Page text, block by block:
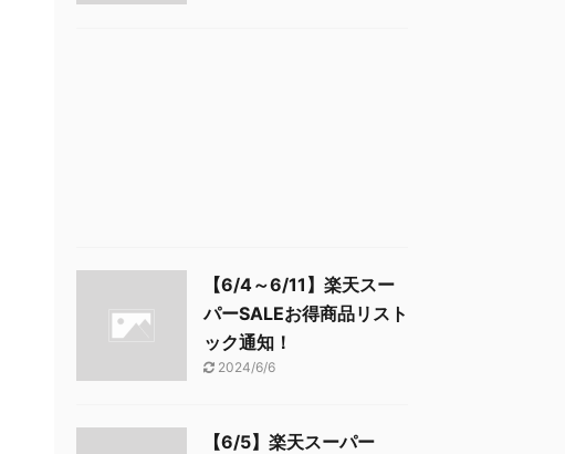
【6/4～6/11】楽天スー
パーSALEお得商品リスト
ック通知！
2024/6/6
【6/5】楽天スーパー